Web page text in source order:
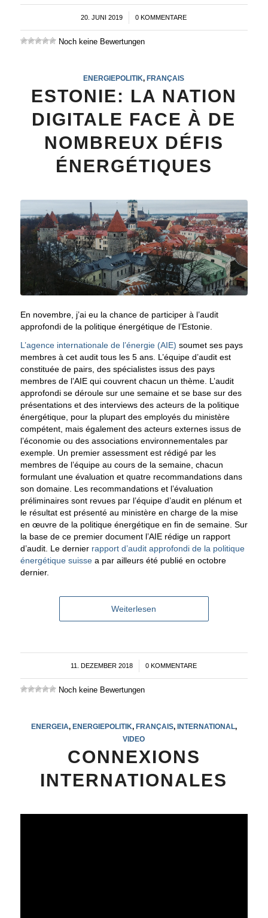
20. JUNI 2019
/ 0 KOMMENTARE
Noch keine Bewertungen
ENERGIEPOLITIK,FRANÇAIS
ESTONIE: LA NATION
DIGITALE FACE À DE
NOMBREUX DÉFIS
ÉNERGÉTIQUES
En novembre, j’ai eu la chance de participer à l’audit
approfondi de la politique énergétique de l’Estonie.
L’agence internationale de l’énergie (AIE) soumet ses pays
membres à cet audit tous les 5 ans. L’équipe d’audit est
constituée de pairs, des spécialistes issus des pays
membres de l’AIE qui couvrent chacun un thème. L’audit
approfondi se déroule sur une semaine et se base sur des
présentations et des interviews des acteurs de la politique
énergétique, pour la plupart des employés du ministère
compétent, mais également des acteurs externes issus de
l’économie ou des associations environnementales par
exemple. Un premier assessment est rédigé par les
membres de l’équipe au cours de la semaine, chacun
formulant une évaluation et quatre recommandations dans
son domaine. Les recommandations et l’évaluation
préliminaires sont revues par l’équipe d’audit en plénum et
le résultat est présenté au ministère en charge de la mise
en œuvre de la politique énergétique en fin de semaine. Sur
la base de ce premier document l’AIE rédige un rapport
d’audit. Le dernier rapport d’audit approfondi de la politique
énergétique suissea par ailleurs été publié en octobre
dernier.
Weiterlesen
11. DEZEMBER 2018
/ 0 KOMMENTARE
Noch keine Bewertungen
ENERGEIA, ENERGIEPOLITIK, FRANÇAIS, INTERNATIONAL,
VIDEO
CONNEXIONS
INTERNATIONALES